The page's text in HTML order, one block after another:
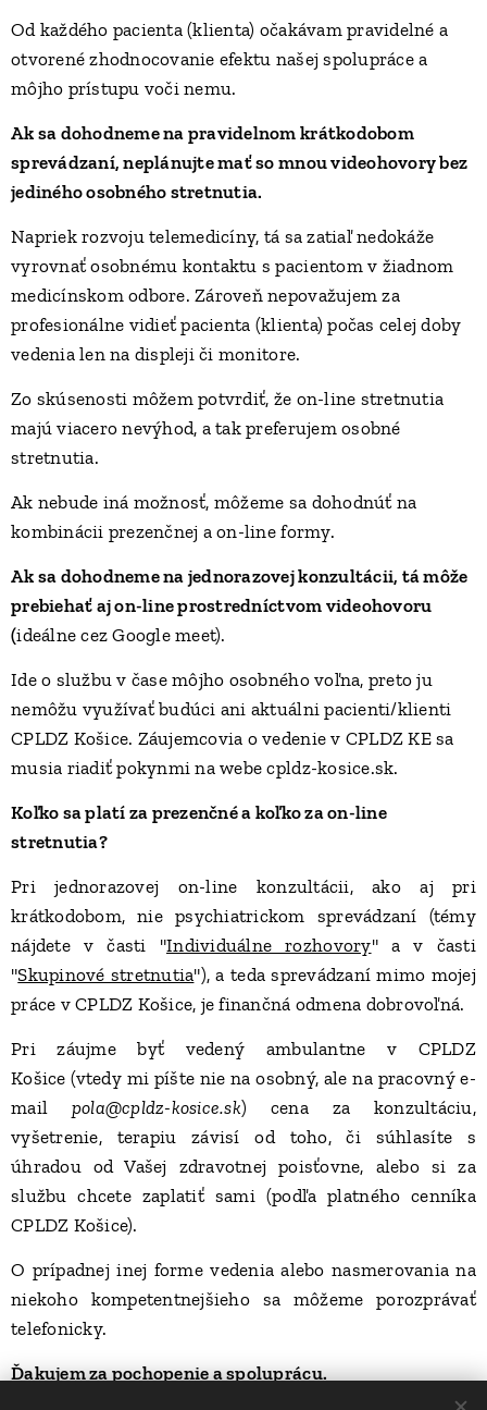
Od každého pacienta (klienta) očakávam pravidelné a
otvorené zhodnocovanie efektu našej spolupráce a
môjho prístupu voči nemu.
Ak sa dohodneme na pravidelnom krátkodobom
sprevádzaní, neplánujte mať so mnou videohovory bez
jediného osobného stretnutia.
Napriek rozvoju telemedicíny, tá sa zatiaľ nedokáže
vyrovnať osobnému kontaktu s pacientom v žiadnom
medicínskom odbore. Zároveň nepovažujem za
profesionálne vidieť pacienta (klienta) počas celej doby
vedenia len na displeji či monitore.
Zo skúsenosti môžem potvrdiť, že on-line stretnutia
majú viacero nevýhod, a tak preferujem osobné
stretnutia.
Ak nebude iná možnosť, môžeme sa dohodnúť na
kombinácii prezenčnej a on-line formy.
Ak sa dohodneme na jednorazovej konzultácii, tá môže
prebiehať aj on-line prostredníctvom videohovoru
(ideálne cez Google meet).
Ide o službu v čase môjho osobného voľna, preto ju
nemôžu využívať budúci ani aktuálni pacienti/klienti
CPLDZ Košice. Záujemcovia o vedenie v CPLDZ KE sa
musia riadiť pokynmi na webe cpldz-kosice.sk.
Koľko sa platí za prezenčné a koľko za on-line
stretnutia?
Pri jednorazovej on-line konzultácii, ako aj pri
krátkodobom, nie psychiatrickom sprevádzaní (témy
nájdete v časti "Individuálne rozhovory" a v časti
"Skupinové stretnutia"), a teda sprevádzaní mimo mojej
práce v CPLDZ Košice, je finančná odmena dobrovoľná.
Pri záujme byť vedený ambulantne v CPLDZ
Košice(vtedy mi píšte nie na osobný, ale na pracovný e-
mail pola@cpldz-kosice.sk) cena za konzultáciu,
vyšetrenie, terapiu závisí od toho, či súhlasíte s
úhradou od Vašej zdravotnej poisťovne, alebo si za
službu chcete zaplatiť sami (podľa platného cenníka
CPLDZ Košice).
O prípadnej inej forme vedenia alebo nasmerovania na
niekoho kompetentnejšieho sa môžeme porozprávať
telefonicky.
Ďakujem za pochopenie a spoluprácu.